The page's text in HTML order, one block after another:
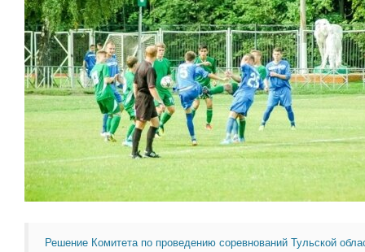
Решение Комитета по проведению соревнований Тульской